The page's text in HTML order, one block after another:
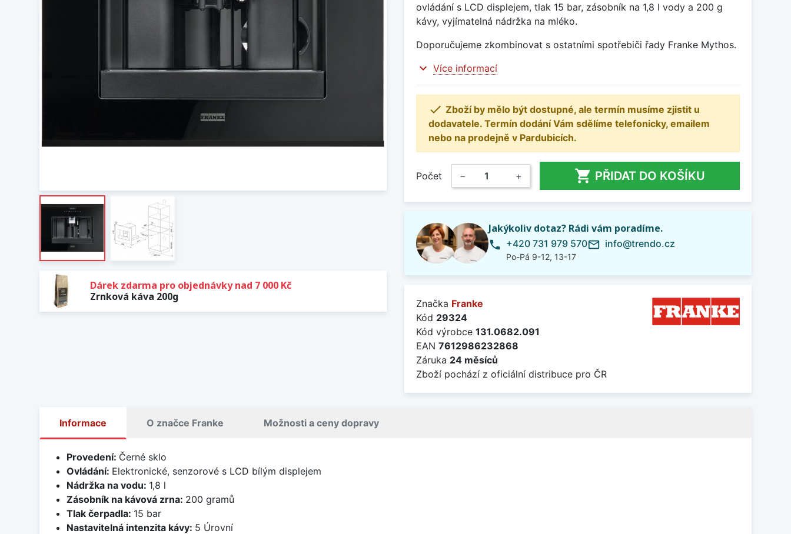
Dárek zdarma pro objednávky nad 7 000 Kč
Zrnková káva 200g
ovládání s LCD displejem, tlak 15 bar, zásobník na 1,8 l vody a 200 g
kávy, vyjímatelná nádržka na mléko.
Doporučujeme zkombinovat s ostatními spotřebiči řady Franke Mythos.
expand_more Více informací
 Zboží by mělo být dostupné, ale termín musíme zjistit u
dodavatele. Termín dodání Vám sdělíme telefonicky, emailem
nebo na prodejně v Pardubicích.
Počet − +  PŘIDAT DO KOŠÍKU
Jakýkoliv dotaz? Rádi vám poradíme.
phone +420 731 979 570
Po-Pá 9-12, 13-17
mail_outline info@trendo.cz
Značka Franke
Kód 29324
Kód výrobce 131.0682.091
EAN 7612986232868
Záruka 24 měsíců
Zboží pochází z oficiální distribuce pro ČR
Informace O značce Franke Možnosti a ceny dopravy
Provedení: Černé sklo
Ovládání: Elektronické, senzorové s LCD bílým displejem
Nádržka na vodu: 1,8 l
Zásobník na kávová zrna: 200 gramů
Tlak čerpadla: 15 bar
Nastavitelná intenzita kávy: 5 Úrovní